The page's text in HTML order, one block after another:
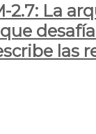
2.7: La
las